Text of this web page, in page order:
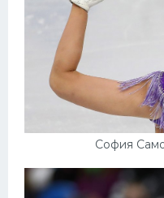
София